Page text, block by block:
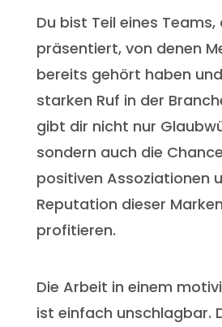
Du bist Teil eines
präsentiert, von denen
bereits gehört haben
starken Ruf in der
gibt dir nicht nur
sondern auch die
positiven Assoziationen
Reputation dieser
profitieren.
Die Arbeit in einem
ist einfach unschlagbar.